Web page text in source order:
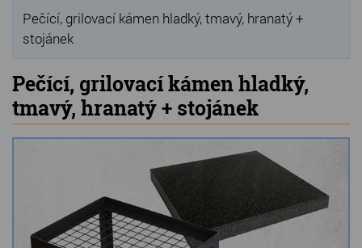
Produkty
Grilovací, pečící kameny
Lávové grilovací kameny
Kamenné truhlíky
Chladící kostky a puky
Doplňky do kuchyně
Hřbitovní doplňky
Pečící, grilovací kámen hladký, tmavý, hranatý +
stojánek
Pečící, grilovací kámen hladký,
tmavý, hranatý + stojánek